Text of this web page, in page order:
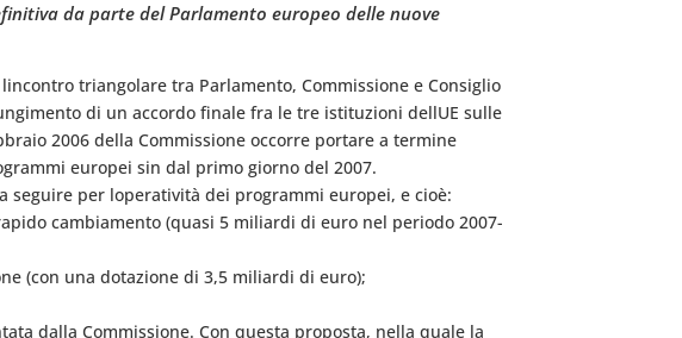
da parte del Parlamento europeo delle nuove
triangolare tra Parlamento, Commissione e Consiglio
di un accordo finale fra le tre istituzioni dellUE sulle
2006 della Commissione occorre portare a termine
europei sin dal primo giorno del 2007.
per loperatività dei programmi europei, e cioè:
cambiamento (quasi 5 miliardi di euro nel periodo 2007-
(con una dotazione di 3,5 miliardi di euro);
dalla Commissione. Con questa proposta, nella quale la